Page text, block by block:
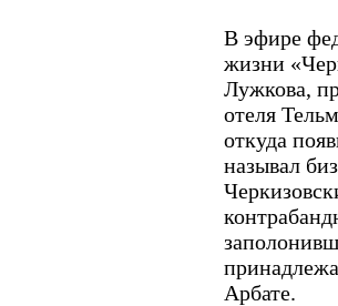
В эфире
жизни
Лужкова,
отеля
откуда
называл
Арбате.